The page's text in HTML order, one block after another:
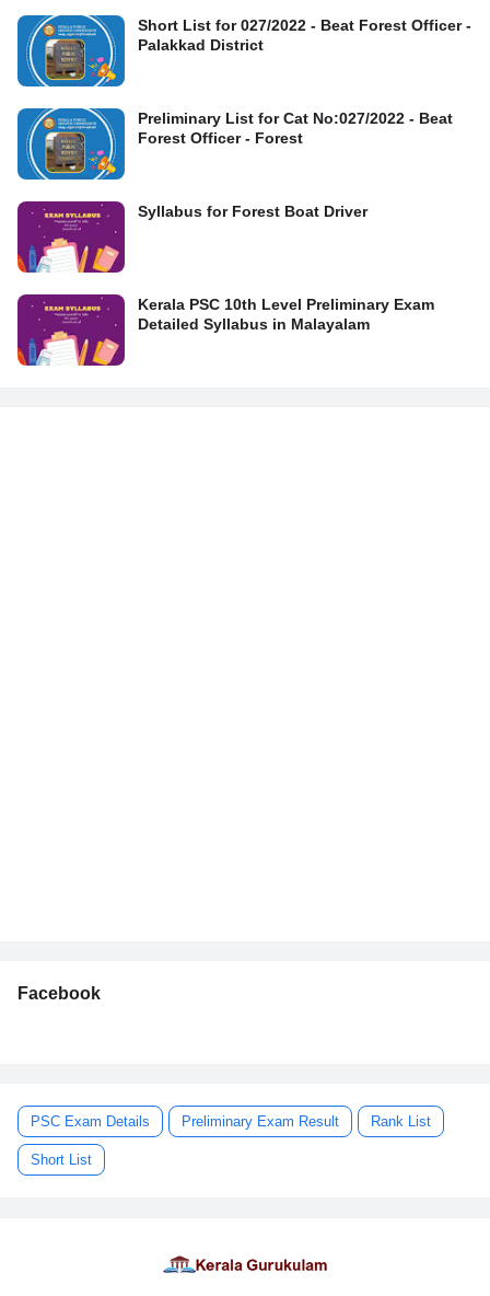
Short List for 027/2022 - Beat Forest Officer -
Palakkad District
Preliminary List for Cat No:027/2022 - Beat
Forest Officer - Forest
Syllabus for Forest Boat Driver
Kerala PSC 10th Level Preliminary Exam
Detailed Syllabus in Malayalam
Facebook
PSC Exam Details Preliminary Exam Result Rank List
Short List